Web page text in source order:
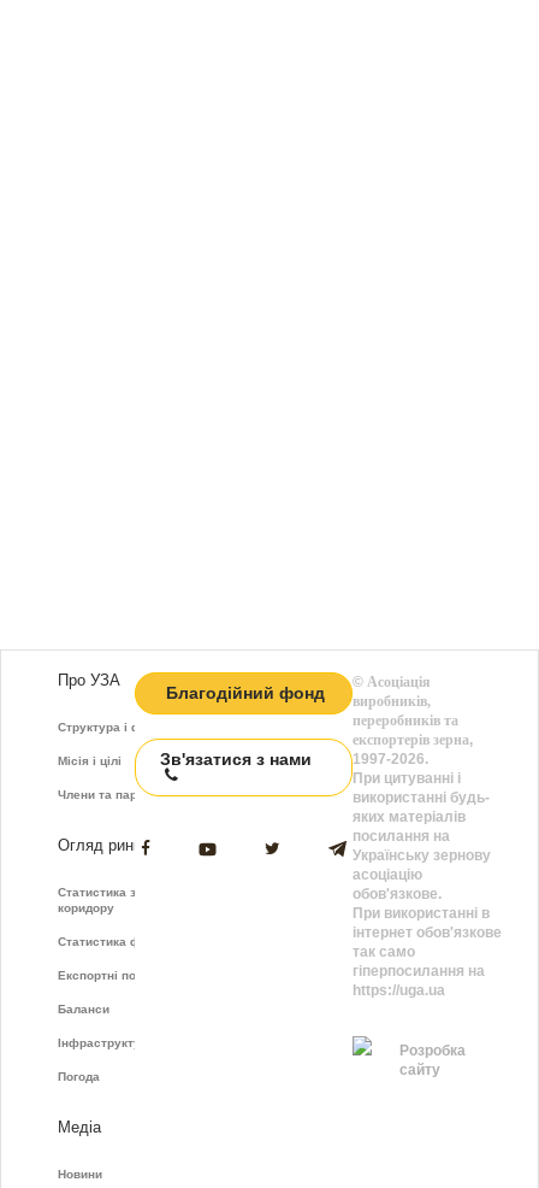
Про УЗА
Структура і функції
Місія і цілі
Члени та партнери
Огляд ринку
Статистика зернового
коридору
Статистика фрахту
Експортні показники
Баланси
Інфраструктура
Погода
Медіа
Новини
Благодійний фонд
Зв'язатися з нами
©Асоціація
виробників,
переробників та
експортерів зерна,
1997-2026.
При цитуванні і
використанні будь-
яких матеріалів
посилання на
Українську зернову
асоціацію
обов'язкове.
При використанні в
інтернет обов'язкове
так само
гіперпосилання на
https://uga.ua
Розробка
сайту